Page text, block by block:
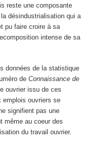
reste une composante
désindustrialisation qui a
pu faire croire à sa
intense de sa
données de la statistique
de Connaissance de
ouvrier issu de ces
emplois ouvriers se
signifient pas une
même au coeur des
du travail ouvrier.